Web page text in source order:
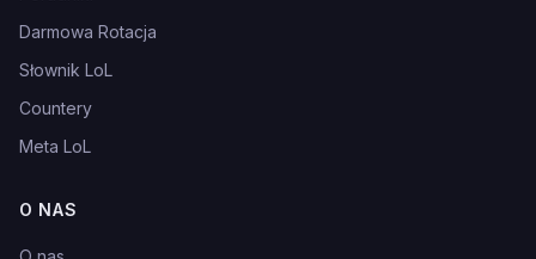
Darmowa Rotacja
Słownik LoL
Countery
Meta LoL
O NAS